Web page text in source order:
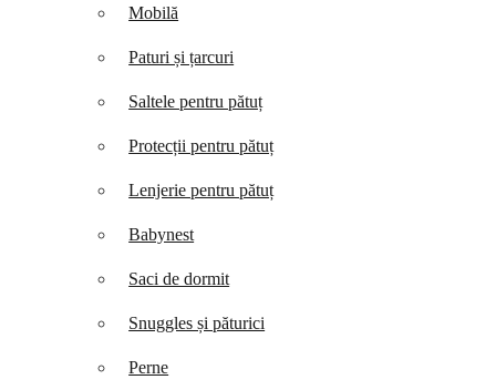
Mobilă
Paturi și țarcuri
Saltele pentru pătuț
Protecții pentru pătuț
Lenjerie pentru pătuț
Babynest
Saci de dormit
Snuggles și păturici
Perne